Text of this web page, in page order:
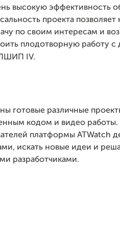
высокую эффективность
проекта
по своим интересам и
плодотворную работу с
ЛШИП IV.
готовые различные
кодом и видео
платформы ATWatch
искать новые идеи и
разработчиками.